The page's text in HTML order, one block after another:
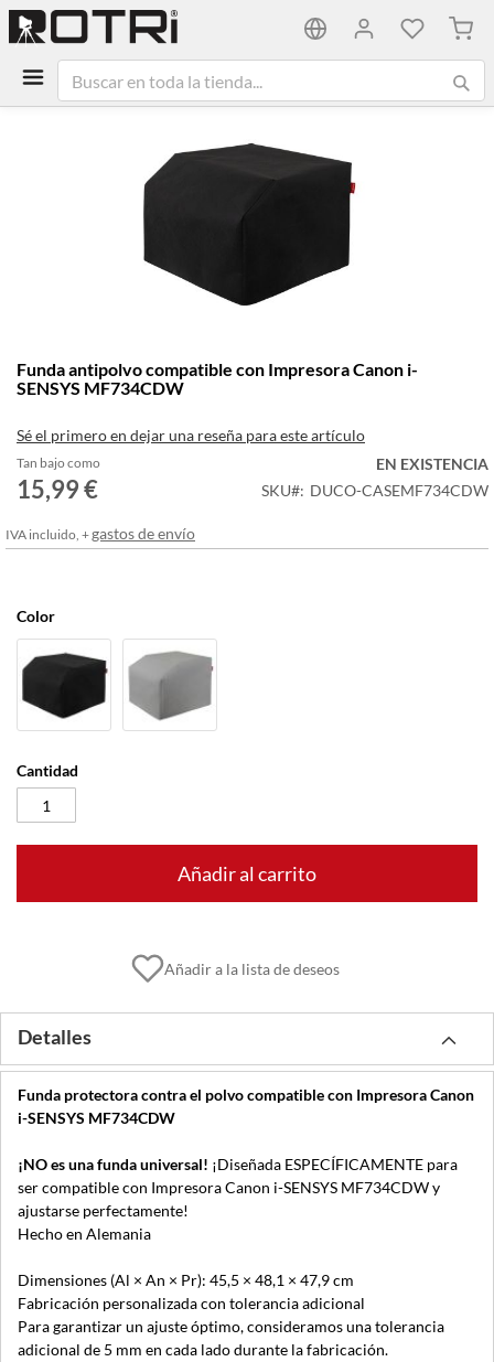
Mi
al
comienzo
la
galería
de
Funda antipolvo compatible con Impresora Canon i-
SENSYS MF734CDW
Sé el primero en dejar una reseña para este artículo
Tan bajo como
15,99 €
EN EXISTENCIA
SKU
DUCO-CASEMF734CDW
IVA incluido, +gastos de envío
Color
Cantidad
Añadir al carrito
Añadir a la lista de deseos
Detalles
Funda protectora contra el polvo compatible con Impresora Canon
i-SENSYS MF734CDW
¡NO es una funda universal! ¡Diseñada ESPECÍFICAMENTE para
ser compatible con Impresora Canon i-SENSYS MF734CDW y
ajustarse perfectamente!
Hecho en Alemania
Dimensiones (Al × An × Pr): 45,5 × 48,1 × 47,9 cm
Fabricación personalizada con tolerancia adicional
Para garantizar un ajuste óptimo, consideramos una tolerancia
adicional de 5 mm en cada lado durante la fabricación.